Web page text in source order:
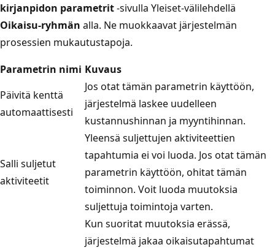
kirjanpidon parametrit-sivulla Yleiset-välilehdellä
Oikaisu-ryhmän alla. Ne muokkaavat järjestelmän
prosessien mukautustapoja.
Parametrin nimi Kuvaus
Päivitä kenttä
automaattisesti
Jos otat tämän parametrin käyttöön,
järjestelmä laskee uudelleen
kustannushinnan ja myyntihinnan.
Salli suljetut
aktiviteetit
Yleensä suljettujen aktiviteettien
tapahtumia ei voi luoda. Jos otat tämän
parametrin käyttöön, ohitat tämän
toiminnon. Voit luoda muutoksia
suljettuja toimintoja varten.
Kun suoritat muutoksia erässä,
järjestelmä jakaa oikaisutapahtumat